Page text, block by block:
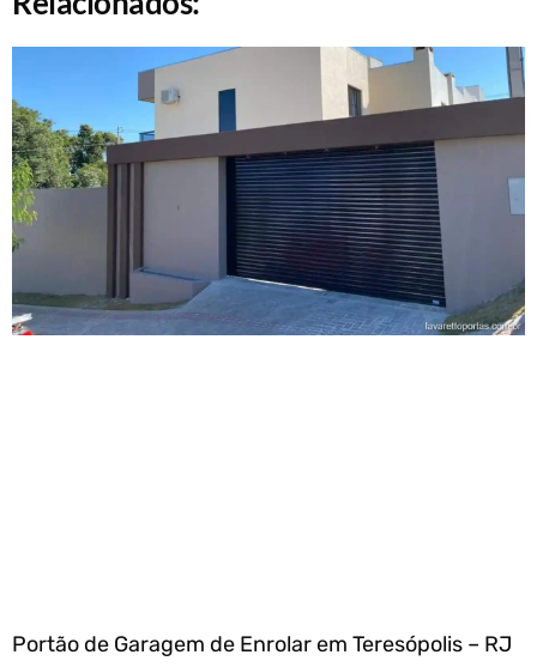
Portão de Garagem de Enrolar em Teresópolis – RJ